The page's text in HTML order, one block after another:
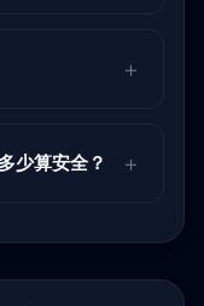
少算安全？